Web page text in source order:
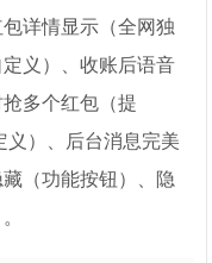
详情显示（全网独
义）、收账后语音
多个红包（提
义）、后台消息完美
（功能按钮）、隐